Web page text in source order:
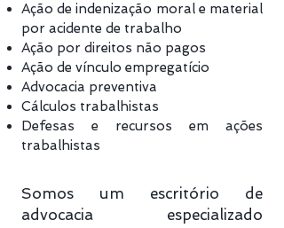
Ação de indenização moral e material
por acidente de trabalho
Ação por direitos não pagos
Ação de vínculo empregatício
Advocacia preventiva
Cálculos trabalhistas
Defesas e recursos em ações
trabalhistas
Somos um escritório de
advocacia especializado